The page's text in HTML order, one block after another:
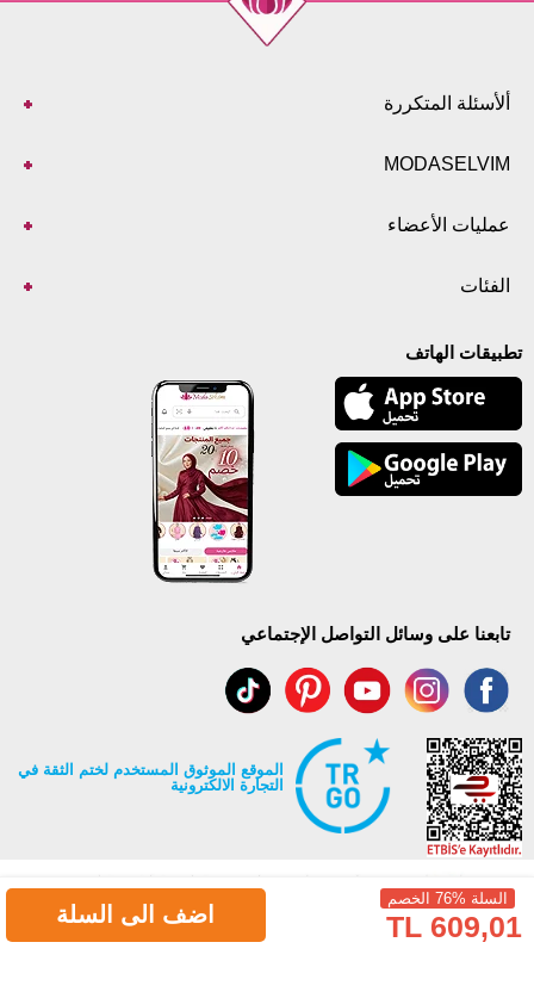
السلة %76 الخصم
609,01 TL اضف الى السلة
ألأسئلة المتكررة
MODASELVIM
عمليات الأعضاء
الفئات
تطبيقات الهاتف
تابعنا على وسائل التواصل الإجتماعي
الموقع الموثوق المستخدم لختم الثقة في
التجارة الالكترونية
جميع حقوق Modaselvim محفوظة ©2026